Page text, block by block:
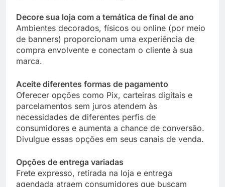
Decore sua loja com a temática de final de ano
Ambientes decorados, físicos ou online (por meio
de banners) proporcionam uma experiência de
compra envolvente e conectam o cliente à sua
marca.
Aceite diferentes formas de pagamento
Oferecer opções como Pix, carteiras digitais e
parcelamentos sem juros atendem às
necessidades de diferentes perfis de
consumidores e aumenta a chance de conversão.
Divulgue essas opções em seus canais de venda.
Opções de entrega variadas
Frete expresso, retirada na loja e entrega
agendada atraem consumidores que buscam